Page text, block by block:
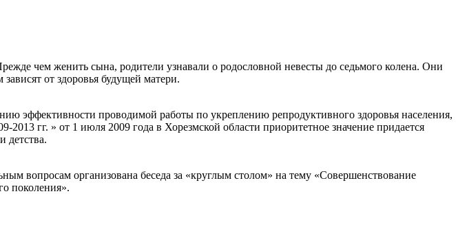
чем женить сына, родители узнавали о родословной невесты до седьмого колена. Они
от здоровья будущей матери.
эффективности проводимой работы по укреплению репродуктивного здоровья населения,
гг. » от 1 июля 2009 года в Хорезмской области приоритетное значение придается
детства.
вопросам организована беседа за «круглым столом» на тему «Совершенствование
поколения».